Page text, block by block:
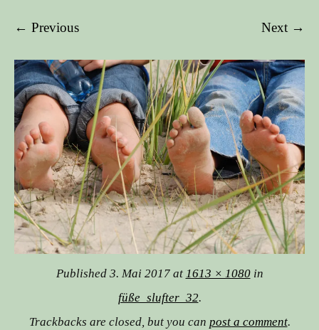
← Previous Next →
Published 3. Mai 2017at 1613 × 1080in
füße_slufter_32.
Trackbacks are closed, but you can post a comment.